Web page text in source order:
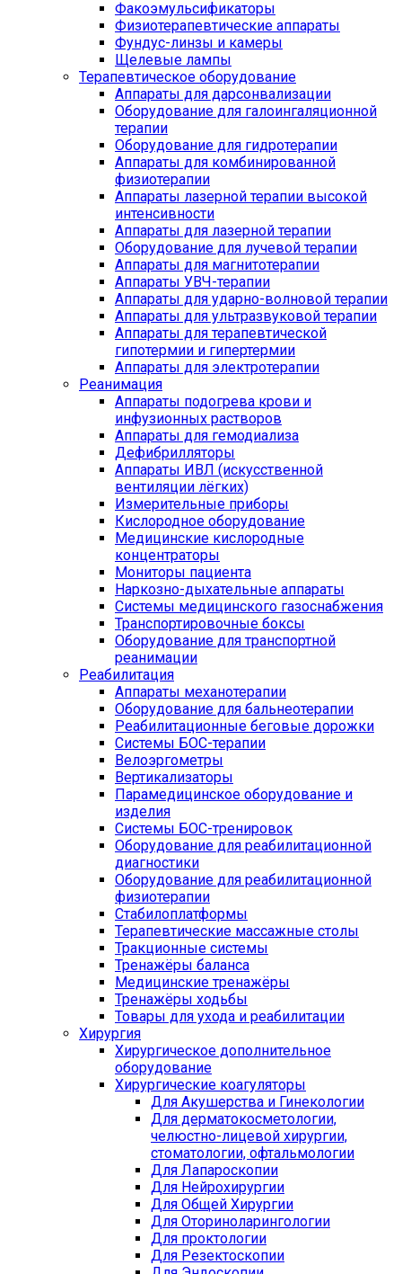
Факоэмульсификаторы
Физиотерапевтические аппараты
Фундус-линзы и камеры
Щелевые лампы
Терапевтическое оборудование
Аппараты для дарсонвализации
Оборудование для галоингаляционной
терапии
Оборудование для гидротерапии
Аппараты для комбинированной
физиотерапии
Аппараты лазерной терапии высокой
интенсивности
Аппараты для лазерной терапии
Оборудование для лучевой терапии
Аппараты для магнитотерапии
Аппараты УВЧ-терапии
Аппараты для ударно-волновой терапии
Аппараты для ультразвуковой терапии
Аппараты для терапевтической
гипотермии и гипертермии
Аппараты для электротерапии
Реанимация
Аппараты подогрева крови и
инфузионных растворов
Аппараты для гемодиализа
Дефибрилляторы
Аппараты ИВЛ (искусственной
вентиляции лёгких)
Измерительные приборы
Кислородное оборудование
Медицинские кислородные
концентраторы
Мониторы пациента
Наркозно-дыхательные аппараты
Системы медицинского газоснабжения
Транспортировочные боксы
Оборудование для транспортной
реанимации
Реабилитация
Аппараты механотерапии
Оборудование для бальнеотерапии
Реабилитационные беговые дорожки
Системы БОС-терапии
Велоэргометры
Вертикализаторы
Парамедицинское оборудование и
изделия
Системы БОС-тренировок
Оборудование для реабилитационной
диагностики
Оборудование для реабилитационной
физиотерапии
Стабилоплатформы
Терапевтические массажные столы
Тракционные системы
Тренажёры баланса
Медицинские тренажёры
Тренажёры ходьбы
Товары для ухода и реабилитации
Хирургия
Хирургическое дополнительное
оборудование
Хирургические коагуляторы
Для Акушерства и Гинекологии
Для дерматокосметологии,
челюстно-лицевой хирургии,
стоматологии, офтальмологии
Для Лапароскопии
Для Нейрохирургии
Для Общей Хирургии
Для Оториноларингологии
Для проктологии
Для Резектоскопии